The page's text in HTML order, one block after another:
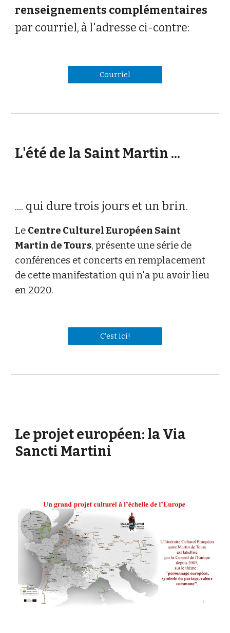
renseignements complémentaires
par courriel, à l'adresse ci-contre:
Courriel
L'été de la Saint Martin ...
.... qui dure trois jours et un brin.
Le Centre Culturel Européen Saint
Martin de Tours, présente une série de
conférences et concerts en remplacement
de cette manifestation qui n'a pu avoir lieu
en 2020.
C'est ici!
Le projet européen: la Via
Sancti Martini